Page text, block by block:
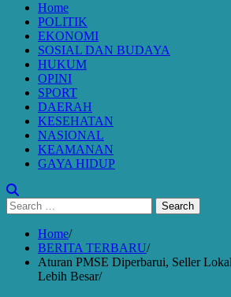
Home
POLITIK
EKONOMI
SOSIAL DAN BUDAYA
HUKUM
OPINI
SPORT
DAERAH
KESEHATAN
NASIONAL
KEAMANAN
GAYA HIDUP
Search
for:
Home
BERITA TERBARU
Aturan PMSE Diperbarui, Seller
Lebih Besar